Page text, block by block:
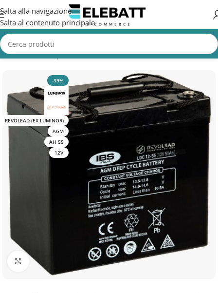
Salta alla navigazione
Salta al contenuto principale
Home/Batterie per Veicoli Elettrici/Batterie bici eletriche
-39%
REVOLEAD (EX LUMINOR)
AGM
AH 55
12V
Clicca per ingrandire